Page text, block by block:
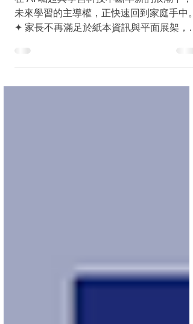
在 AI 崛起與學習科技不斷革新的浪潮下，
✦ 家長不再滿足於紙本資訊與平面展架，渴
望「看得見、玩得到、問得到」的實際體驗